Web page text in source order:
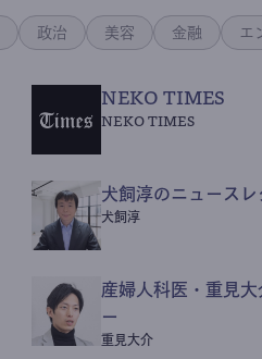
政治 美容 金融 エ
NEKO TIMES
NEKO TIMES
犬飼淳のニュースレ
犬飼淳
産婦人科医・重見
ー
重見大介